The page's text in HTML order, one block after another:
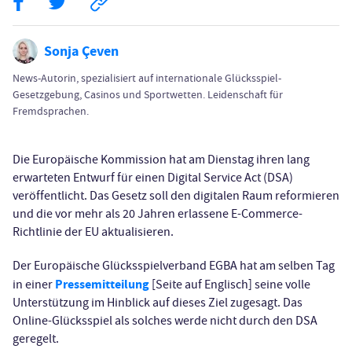
Sonja Çeven
News-Autorin, spezialisiert auf internationale Glücksspiel-
Gesetzgebung, Casinos und Sportwetten. Leidenschaft für
Fremdsprachen.
Die Europäische Kommission hat am Dienstag ihren lang
erwarteten Entwurf für einen Digital Service Act (DSA)
veröffentlicht. Das Gesetz soll den digitalen Raum reformieren
und die vor mehr als 20 Jahren erlassene E-Commerce-
Richtlinie der EU aktualisieren.
Der Europäische Glücksspielverband EGBA hat am selben Tag
in einer Pressemitteilung [Seite auf Englisch] seine volle
Unterstützung im Hinblick auf dieses Ziel zugesagt. Das
Online-Glücksspiel als solches werde nicht durch den DSA
geregelt.